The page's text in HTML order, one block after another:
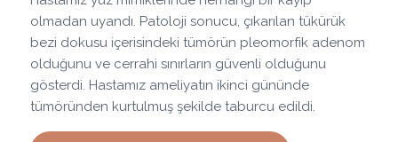
olmadan uyandı. Patoloji sonucu, çıkarılan tükürük
bezi dokusu içerisindeki tümörün pleomorfik adenom
olduğunu ve cerrahi sınırların güvenli olduğunu
gösterdi. Hastamız ameliyatın ikinci gününde
tümöründen kurtulmuş şekilde taburcu edildi.